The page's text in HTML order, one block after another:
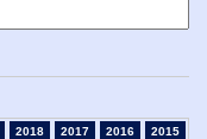
2018 2017 2016
2015